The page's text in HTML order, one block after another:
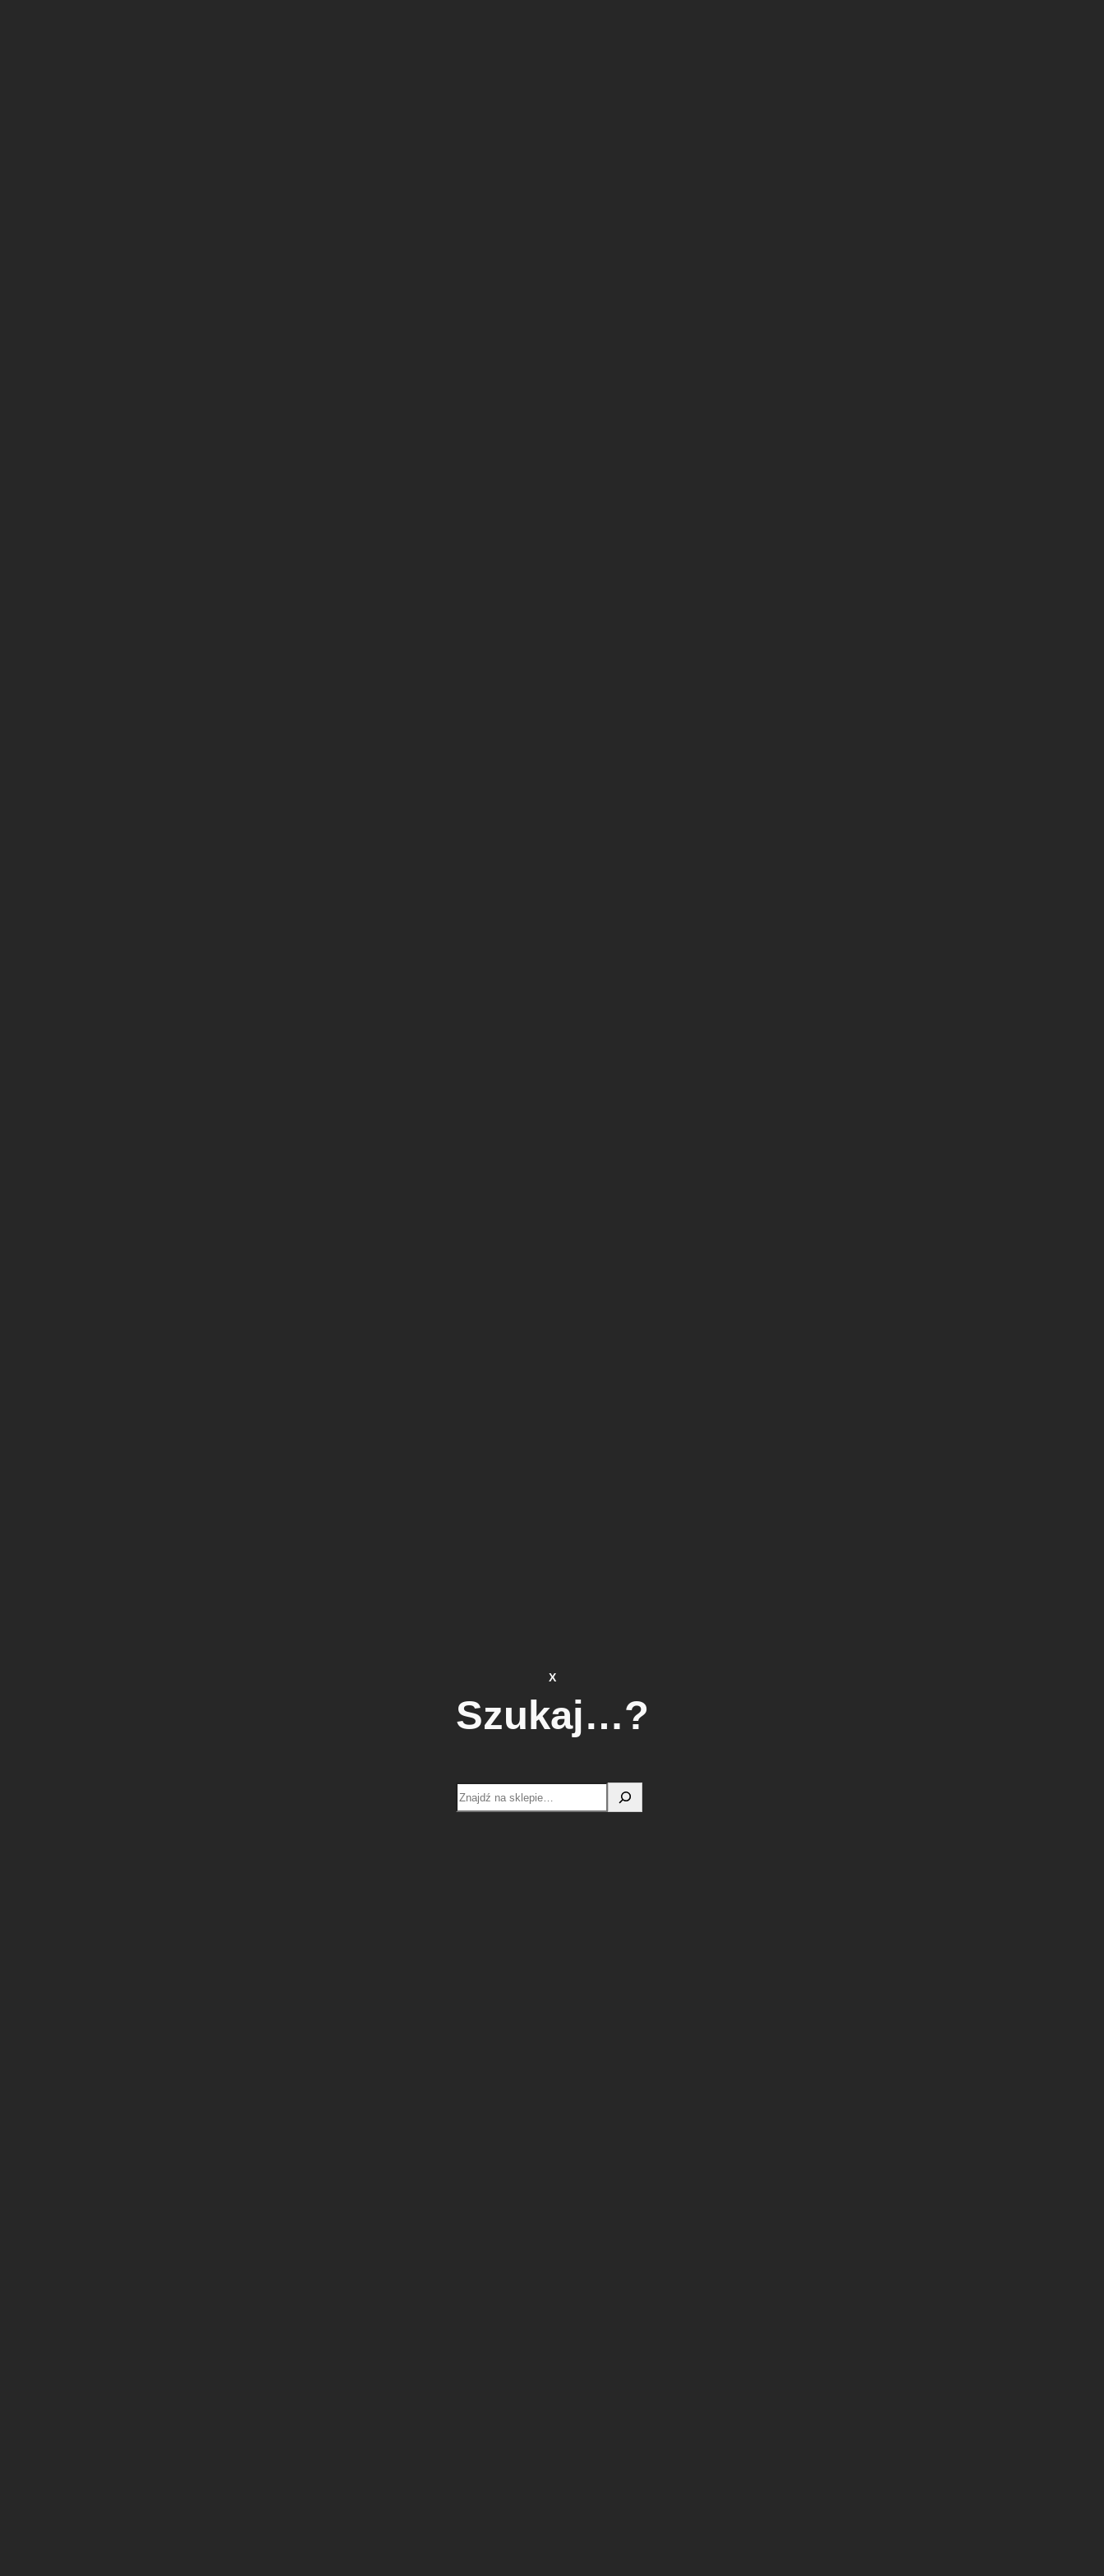
X
Szukaj…?
Search